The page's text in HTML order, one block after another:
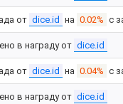
от dice.id на 0.02% с
в награду от dice.id
от dice.id на 0.04% с
в награду от dice.id